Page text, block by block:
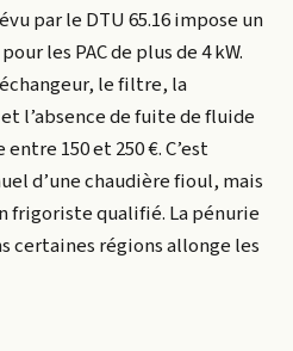
par le DTU 65.16 impose un
les PAC de plus de 4 kW.
le filtre, la
l’absence de fuite de fluide
150 et 250 €. C’est
d’une chaudière fioul, mais
frigoriste qualifié. La pénurie
certaines régions allonge les